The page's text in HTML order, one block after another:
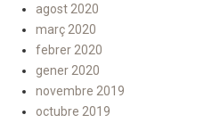
agost 2020
març 2020
febrer 2020
gener 2020
novembre 2019
octubre 2019